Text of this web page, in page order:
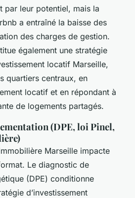
par leur potentiel, mais la
a entraîné la baisse des
des charges de gestion.
également une stratégie
locatif Marseille,
quartiers centraux, en
locatif et en répondant à
de logements partagés.
(DPE, loi Pinel,
Marseille impacte
Le diagnostic de
(DPE) conditionne
d’investissement